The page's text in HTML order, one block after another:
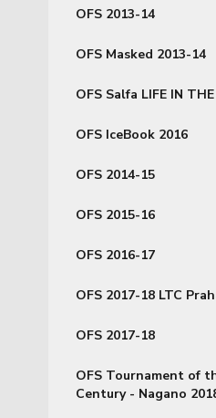
OFS 2013-14
OFS Masked 2013-14
OFS Salfa LIFE IN THE
OFS IceBook 2016
OFS 2014-15
OFS 2015-16
OFS 2016-17
OFS 2017-18 LTC
OFS 2017-18
OFS Tournament of
Century - Nagano